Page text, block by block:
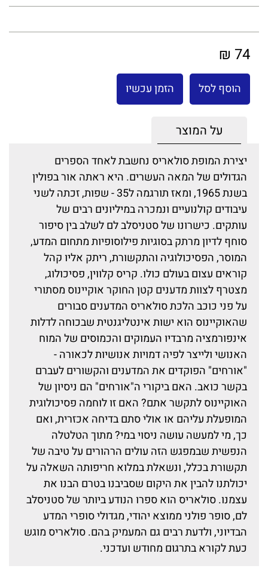
74 ₪
הוסף לסל הזמן עכשיו
על המוצר
יצירת המופת סולאריס נחשבת לאחד הספרים
הגדולים של המאה העשרים. היא ראתה אור בפולין
בשנת 1965, ומאז תורגמה ל35 - שפות, זכתה לשני
עיבודים קולנועיים ונמכרה במיליונים רבים של
עותקים. כישרונו של סטניסלב לם לשלב בין סיפור
סוחף לדיון מרתק בסוגיות פילוסופיות מתחום המדע,
המוסר, הפסיכולוגיה והתקשורת, ריתק אליו קהל
קוראים עצום בעולם כולו. קריס קלווין, פסיכולוג,
מצטרף לצוות מדענים קטן החוקר אוקיינוס מסתורי
על פני כוכב הלכת סולאריס המדענים סבורים
שהאוקיינוס הוא ישות אינטליגנטית שבכוחה לדלות
אינפורמציה מרבדיו העמוקים והכמוסים של המוח
האנושי ולייצר לפיה דמויות אנושיות לכאורה -
"אורחים" הפוקדים את המדענים והקשורים לעברם
בקשר כואב. האם ביקורי ה"אורחים" הם ניסיון של
האוקיינוס לתקשר אתם? האם זו לוחמה פסיכולוגית
המופעלת עליהם או אולי סתם בדיחה אכזרית, ואם
כך, מי למעשה עושה ניסוי במי? מתוך הטלטלה
הנפשית שבמפגש הזה עולים הרהורים על טיבה של
תקשורת בכלל, ונשאלת במלוא חריפותה השאלה על
יכולתנו להבין את היקום שסביבנו בטרם הבנו את
עצמנו. סולאריס הוא ספרו הנודע ביותר של סטניסלב
לם, סופר פולני ממוצא יהודי, מגדולי סופרי המדע
הבדיוני, ולדעת רבים גם המעמיק בהם. סולאריס מוגש
כעת לקורא בתרגום מחודש ועדכני.